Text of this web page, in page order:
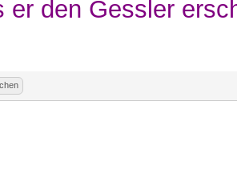
er den Gessler